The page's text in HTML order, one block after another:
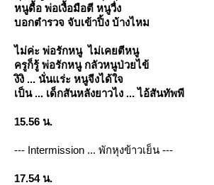
หนูดื้อ พ่อเงื้อมือตี หนูวื่ง
บอกตำรวจ จับเข้าปิ้ง บ้างไหม
ไม่ค่ะ พ่อรักหนู ไม่เคยตีหนู
ครูก็รู้ พ่อรักหนู กลัวหนูป่วยไข้
งิงิ ... นั่นแร่ะ หนูจีงได้ใจ
เป็น ... เด็กสันหลังยาวไง ... ไอ้สันทัพพี
15.56 น.
--- Intermission ... พักหุงข้าวเย็น ---
17.54 น.